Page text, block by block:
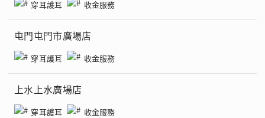
穿耳護耳 收金服務
屯門屯門市廣場店
穿耳護耳 收金服務
上水上水廣場店
穿耳護耳 收金服務